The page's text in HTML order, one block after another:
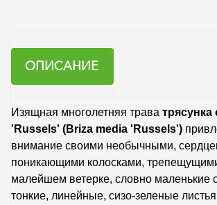
ОПИСАНИЕ
Изящная многолетняя трава трясунка
'Russels' (Briza media 'Russels')
внимание своими необычными,
поникающими колосками,
малейшем ветерке, словно маленькие
тонкие, линейные, сизо-зеленые